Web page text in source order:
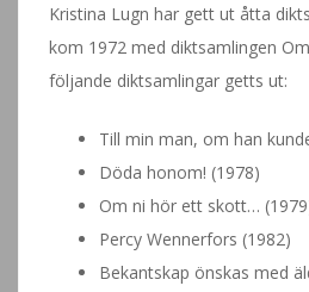
Kristina Lugn har gett ut åtta
kom 1972 med diktsamlingen
följande diktsamlingar getts ut:
Till min man, om han
Döda honom! (1978)
Om ni hör ett skott…
Percy Wennerfors (1982)
Bekantskap önskas med